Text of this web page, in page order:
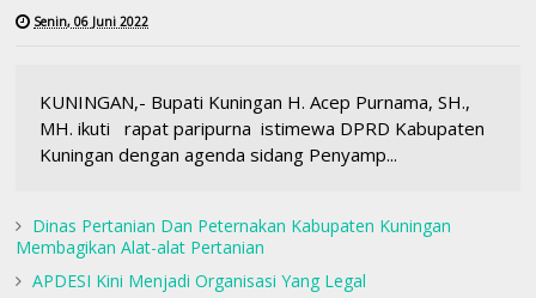
Senin, 06 Juni 2022
KUNINGAN,- Bupati Kuningan H. Acep Purnama, SH.,
MH. ikuti rapat paripurna istimewa DPRD Kabupaten
Kuningan dengan agenda sidang Penyamp...
Dinas Pertanian Dan Peternakan Kabupaten Kuningan
Membagikan Alat-alat Pertanian
APDESI Kini Menjadi Organisasi Yang Legal